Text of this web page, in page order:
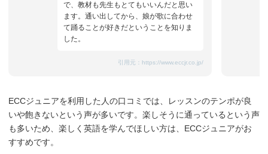
で、教材も先生もとてもいいんだと思い
ます。通い出してから、娘が歌に合わせ
て踊ることが好きだということを知りま
した。
引用元： https://www.eccjr.co.jp/
ECCジュニアを利用した人の口コミでは、レッスンのテンポが良
いや飽きないという声が多いです。楽しそうに通っているという声
も多いため、楽しく英語を学んでほしい方は、ECCジュニアがお
すすめです。